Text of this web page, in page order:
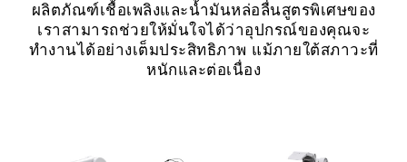
ผลิตภัณฑ์เชื้อเพลิงและน้ำมันหล่อลื่นสูตรพิเศษของ
เราสามารถช่วยให้มั่นใจได้ว่าอุปกรณ์ของคุณจะ
ทำงานได้อย่างเต็มประสิทธิภาพ แม้ภายใต้สภาวะที่
หนักและต่อเนื่อง